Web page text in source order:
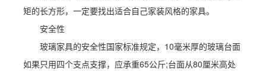
矩的长方形，一定要找出适合自己家装风格的家具。
安全性
玻璃家具的安全性国家标准规定，10毫米厚的玻璃台面
如果只用四个支点支撑，应承重65公斤;台面从80厘米高处